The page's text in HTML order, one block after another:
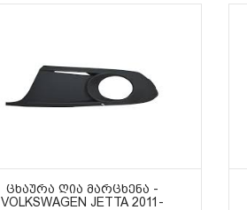
ᲪᲮᲐᲣᲠᲐ ᲦᲘᲐ ᲛᲐᲠᲪᲮᲔᲜᲐ -
VOLKSWAGEN JETTA 2011-